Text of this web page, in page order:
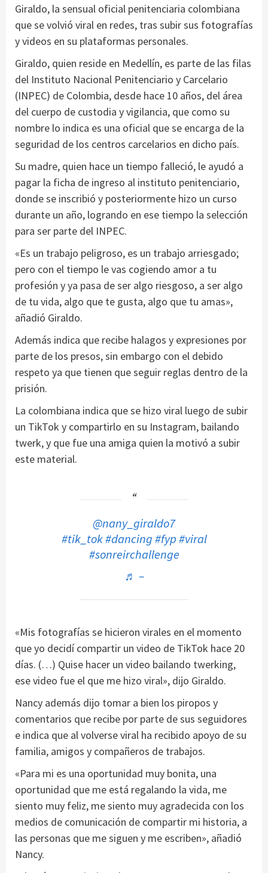
Giraldo, la sensual oficial penitenciaria colombiana
que se volvió viral en redes, tras subir sus fotografías
y videos en su plataformas personales.
Giraldo, quien reside en Medellín, es parte de las filas
del Instituto Nacional Penitenciario y Carcelario
(INPEC) de Colombia, desde hace 10 años, del área
del cuerpo de custodia y vigilancia, que como su
nombre lo indica es una oficial que se encarga de la
seguridad de los centros carcelarios en dicho país.
Su madre, quien hace un tiempo falleció, le ayudó a
pagar la ficha de ingreso al instituto penitenciario,
donde se inscribió y posteriormente hizo un curso
durante un año, logrando en ese tiempo la selección
para ser parte del INPEC.
«Es un trabajo peligroso, es un trabajo arriesgado;
pero con el tiempo le vas cogiendo amor a tu
profesión y ya pasa de ser algo riesgoso, a ser algo
de tu vida, algo que te gusta, algo que tu amas»,
añadió Giraldo.
Además indica que recibe halagos y expresiones por
parte de los presos, sin embargo con el debido
respeto ya que tienen que seguir reglas dentro de la
prisión.
La colombiana indica que se hizo viral luego de subir
un TikTok y compartirlo en su Instagram, bailando
twerk, y que fue una amiga quien la motivó a subir
este material.
@nany_giraldo7
#tik_tok#dancing#fyp#viral
#sonreirchallenge
♬ –
«Mis fotografías se hicieron virales en el momento
que yo decidí compartir un video de TikTok hace 20
días. (…) Quise hacer un video bailando twerking,
ese video fue el que me hizo viral», dijo Giraldo.
Nancy además dijo tomar a bien los piropos y
comentarios que recibe por parte de sus seguidores
e indica que al volverse viral ha recibido apoyo de su
familia, amigos y compañeros de trabajos.
«Para mi es una oportunidad muy bonita, una
oportunidad que me está regalando la vida, me
siento muy feliz, me siento muy agradecida con los
medios de comunicación de compartir mi historia, a
las personas que me siguen y me escriben», añadió
Nancy.